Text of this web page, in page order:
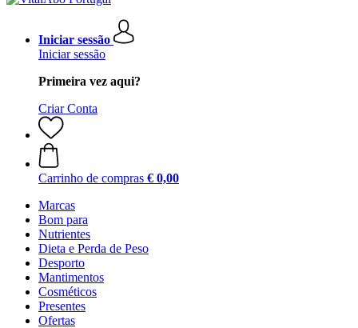
Iniciar sessão
Iniciar sessão
Primeira vez aqui?
Criar Conta
Carrinho de compras € 0,00
Marcas
Bom para
Nutrientes
Dieta e Perda de Peso
Desporto
Mantimentos
Cosméticos
Presentes
Ofertas